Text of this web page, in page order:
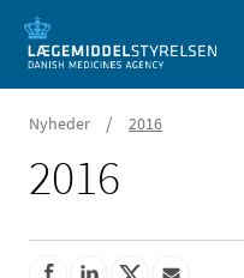
Nyheder / 2016
2016